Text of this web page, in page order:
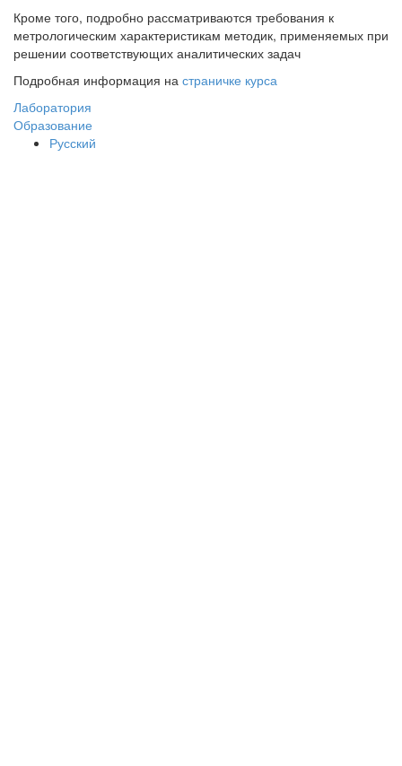
Кроме того, подробно рассматриваются требования к
метрологическим характеристикам методик, применяемых при
решении соответствующих аналитических задач
Подробная информация на страничке курса
Лаборатория
Образование
Русский